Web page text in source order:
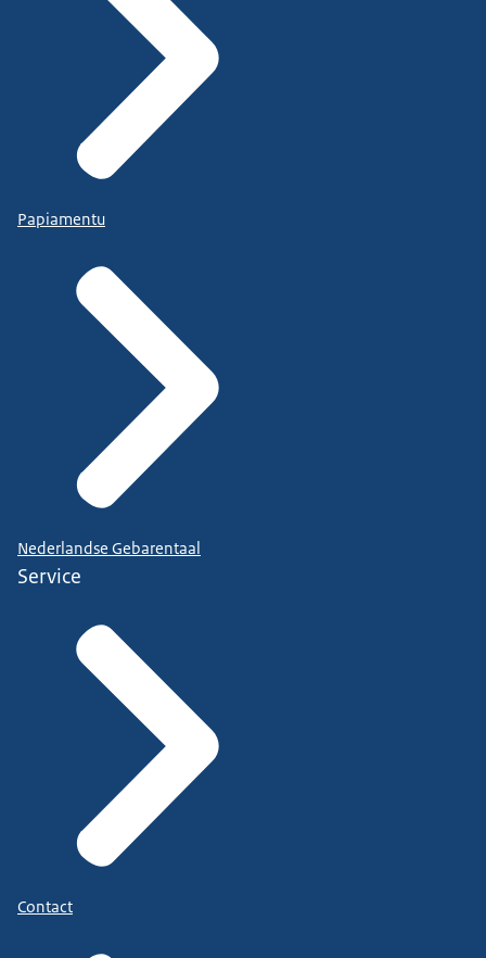
Papiamentu
Nederlandse Gebarentaal
Service
Contact